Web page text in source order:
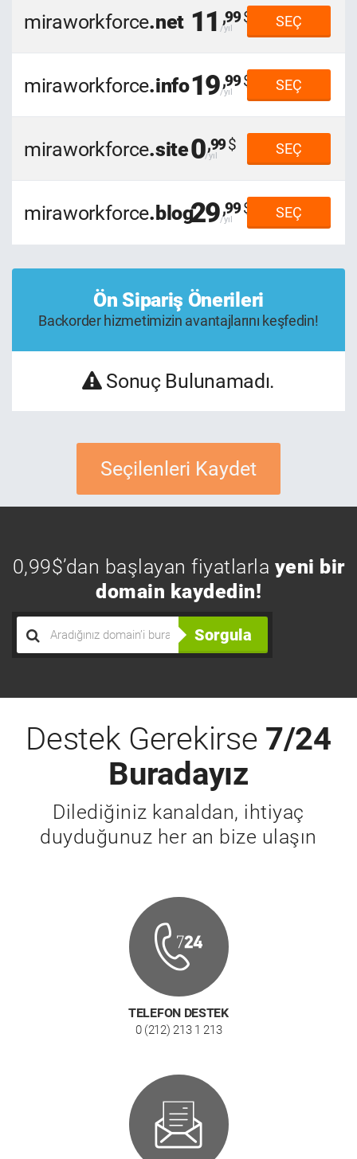
miraworkforce.net 11 ,99 SEÇ
miraworkforce.info19,99 SEÇ
miraworkforce.site0,99 SEÇ
miraworkforce.blog29,99 SEÇ
Ön Sipariş Önerileri
Backorder hizmetimizin avantajlarını keşfedin!
Sonuç Bulunamadı.
Seçilenleri Kaydet
0,99$’dan başlayan fiyatlarla yeni bir
domain kaydedin!
Sorgula
Destek Gerekirse 7/24
Buradayız
Dilediğiniz kanaldan, ihtiyaç
duyduğunuz her an bize ulaşın
TELEFON DESTEK
0 (212) 213 1 213